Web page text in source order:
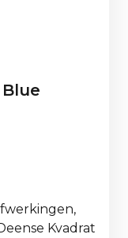
Kvadrat